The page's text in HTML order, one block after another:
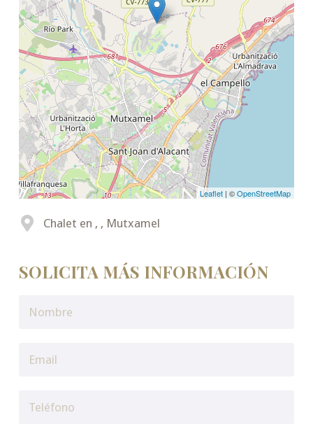
Leaflet | ©OpenStreetMap
Chalet en , , Mutxamel
SOLICITA MÁS INFORMACIÓN